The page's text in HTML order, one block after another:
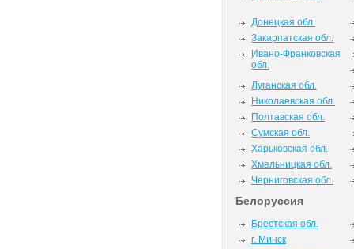
Донецкая обл.
Закарпатская обл.
Ивано-Франковская
обл.
Луганская обл.
Николаевская обл.
Полтавская обл.
Сумская обл.
Харьковская обл.
Хмельницкая обл.
Черниговская обл.
Белоруссия
Брестская обл.
г. Минск